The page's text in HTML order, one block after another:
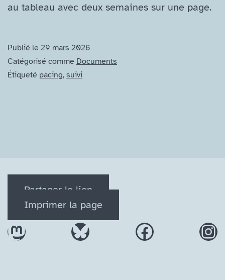
au tableau avec deux semaines sur une page.
Publié le 29 mars 2026
Catégorisé comme Documents
Étiqueté pacing, suivi
Partager le lien
Imprimer la page
MastodonBluesky Facebook